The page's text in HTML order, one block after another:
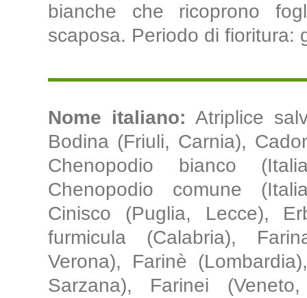
bianche che ricoprono
scaposa. Periodo di fioritura:
Nome italiano:Atriplice
Bodina (Friuli, Carnia),
Chenopodio bianco
Chenopodio comune
Cinisco (Puglia, Lecce),
furmicula (Calabria),
Verona), Farinè
Sarzana), Farinei